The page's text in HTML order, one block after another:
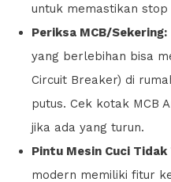
untuk memastikan
Periksa MCB/Sekering:
yang berlebihan bisa
Circuit Breaker) di
putus. Cek kotak MCB
jika ada yang turun.
Pintu Mesin Cuci
modern memiliki fitur